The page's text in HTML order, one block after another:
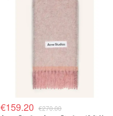
€159.20 €270.00